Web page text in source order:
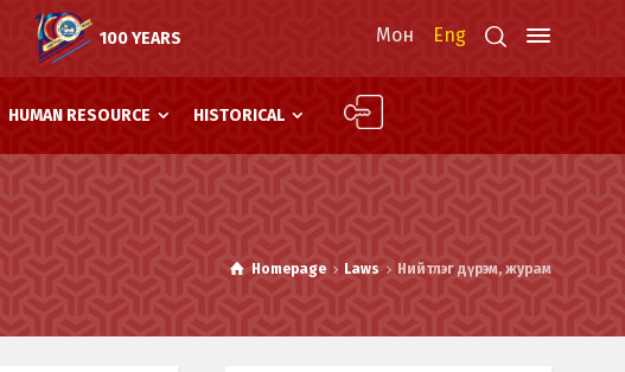
100 YEARS Мон Eng
HUMAN RESOURCE HISTORICAL
Homepage Laws Нийтлэг дүрэм, журам